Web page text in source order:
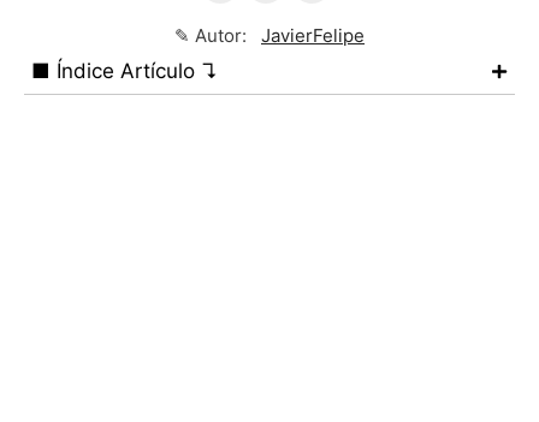
✎ Autor: JavierFelipe
■ Índice Artículo ↴